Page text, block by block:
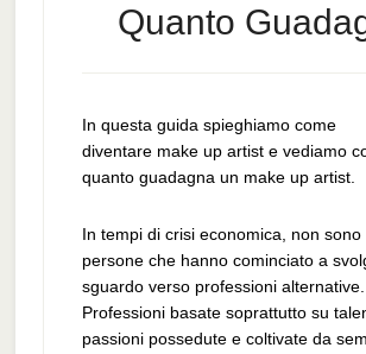
Quanto
In questa guida spieghiamo come
diventare make up artist e vediamo
quanto guadagna un make up artist.
In tempi di crisi economica, non sono
persone che hanno cominciato a
sguardo verso professioni alternative.
Professioni basate soprattutto su
passioni possedute e coltivate da